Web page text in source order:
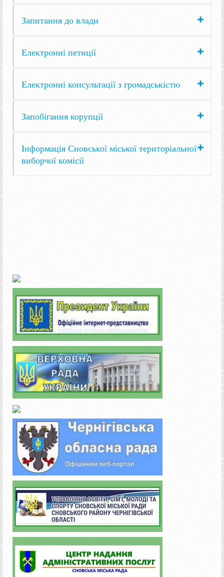
Запитання до влади
Електронні петиції
Електронні консультації з громадськістю
Запобігання корупції
Інформація Сновської міської територіальної
виборчої комісії